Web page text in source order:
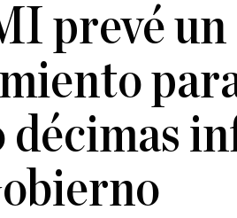
prevé un
décimas